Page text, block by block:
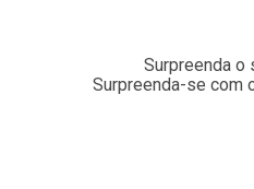
Surpreenda o
Surpreenda-se com